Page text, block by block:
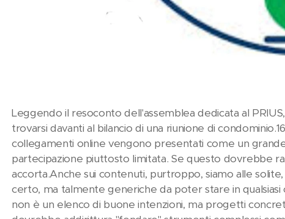
Leggendo il resoconto dell'assemblea dedicata al
trovarsi davanti al bilancio di una riunione di
collegamenti online vengono presentati come un
partecipazione piuttosto limitata. Se questo dovrebbe
accorta.Anche sui contenuti, purtroppo, siamo alle
certo, ma talmente generiche da poter stare in
non è un elenco di buone intenzioni, ma progetti